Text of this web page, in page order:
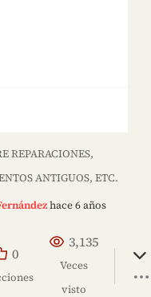
REPARACIONES,
ANTIGUOS, ETC.
hace 6 años
0
3,135
Veces
visto